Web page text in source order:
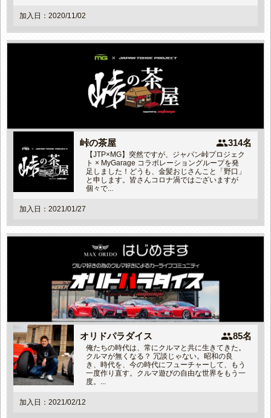
加入日：2020/11/02
峠の茶屋 people314名
【JTP×MG】突然ですが、ジャパン峠プロジェク
ト × MyGarage コラボレーショングループを発
足しました！どうも、金髪おじさんこと「野口」
と申します。皆さんコロナ渦ではございますが
個々で...
加入日：2021/01/27
オリドパラダイス people85名
俺たちの時代は、常にクルマと共に生きてきた。
クルマが無くなる？ 冗談じゃない。昭和の良
き、時代を、今の時代にフューチャーして、もう
一度作り直す。クルマ遊びの自由な世界をもう一
度。...
加入日：2021/02/12